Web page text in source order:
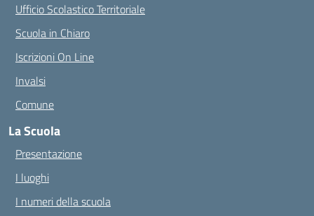
Ufficio Scolastico Territoriale
Scuola in Chiaro
Iscrizioni On Line
Invalsi
Comune
La Scuola
Presentazione
I luoghi
I numeri della scuola